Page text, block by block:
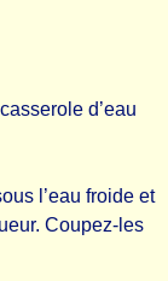
d’eau
l’eau froide et
Coupez-les